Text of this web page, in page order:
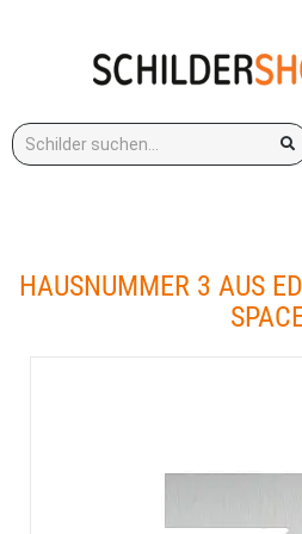
Stichwort:
HAUSNUMMER 3 AUS